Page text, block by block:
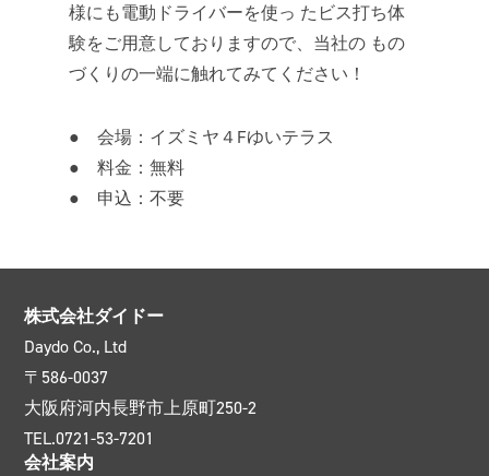
様にも電動ドライバーを使っ たビス打ち体
験をご用意しておりますので、当社の もの
づくりの一端に触れてみてください！
● 会場：イズミヤ４Fゆいテラス
● 料金：無料
● 申込：不要
株式会社ダイドー
Daydo Co., Ltd
〒586-0037
大阪府河内長野市上原町250-2
TEL.0721-53-7201
会社案内